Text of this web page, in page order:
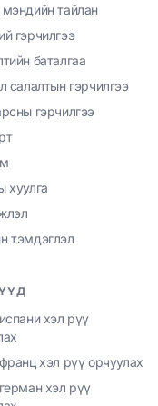
тайлан
гэрчилгээ
баталгаа
салалтын гэрчилгээ
гэрчилгээ
хуулга
тэмдэглэл
хэл рүү
хэл рүү орчуулах
хэл рүү